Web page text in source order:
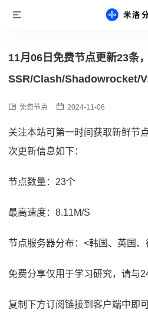
11月06日免费节点更新23条
SSR/Clash/Shadowrocket/
免费节点 2024-11-06
关注本站可第一时间获取新鲜节
次更新信息如下：
节点数量：23个
最高速度：8.11M/S
节点服务器分布：<韩国、英国
免费分享仅用于学习研究，请与
复制下方订阅链接到客户端中即